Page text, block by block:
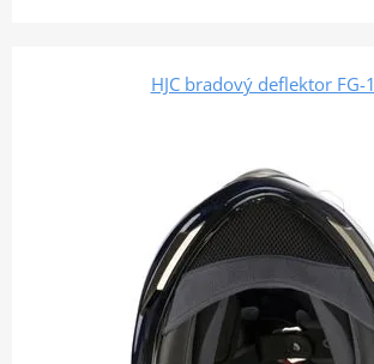
HJC bradový deflektor FG-